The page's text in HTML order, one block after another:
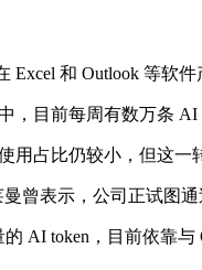
Excel 和 Outlook 等软
目前每周有数万条 AI
用占比仍较小，但这
曾表示，公司正试图
AI token，目前依靠